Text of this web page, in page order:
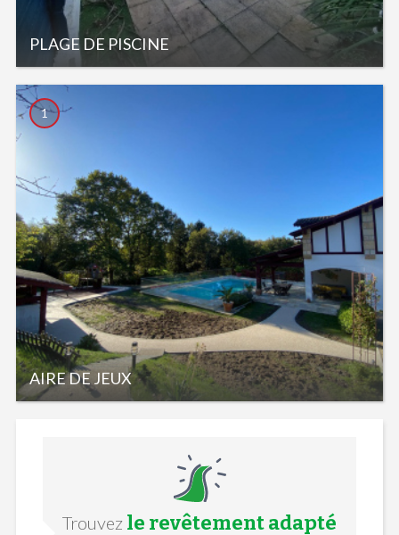
PLAGE DE PISCINE
AIRE DE JEUX
1
Trouvez le revêtement adapté